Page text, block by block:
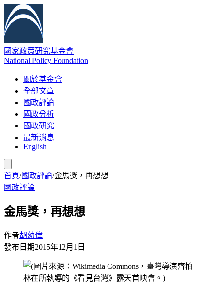
國家政策研究基金會
National Policy Foundation
關於基金會
全部文章
國政評論
國政分析
國政研究
最新消息
English
首頁/國政評論/金馬獎，再想想
國政評論
金馬獎，再想想
作者胡幼偉
發布日期2015年12月1日